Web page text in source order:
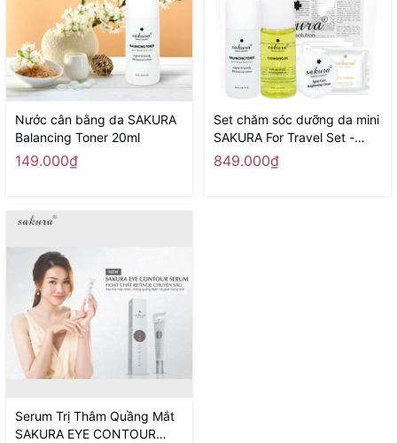
Nước cân bằng da SAKURA
Balancing Toner 20ml
149.000₫
Set chăm sóc dưỡng da mini
SAKURA For Travel Set -
Hàng Nhật nội địa
849.000₫
Serum Trị Thâm Quầng Mắt
SAKURA EYE CONTOUR